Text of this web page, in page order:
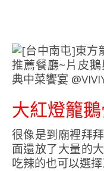
大紅燈籠
很像是到廟裡拜
面還放了大量的
吃辣的也可以選